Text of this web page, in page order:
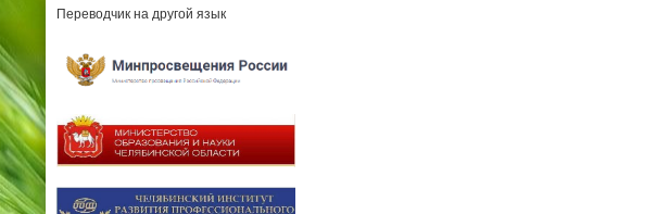
Переводчик на другой язык